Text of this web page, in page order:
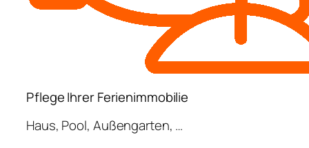
Pflege Ihrer Ferienimmobilie
Haus, Pool, Außengarten, …